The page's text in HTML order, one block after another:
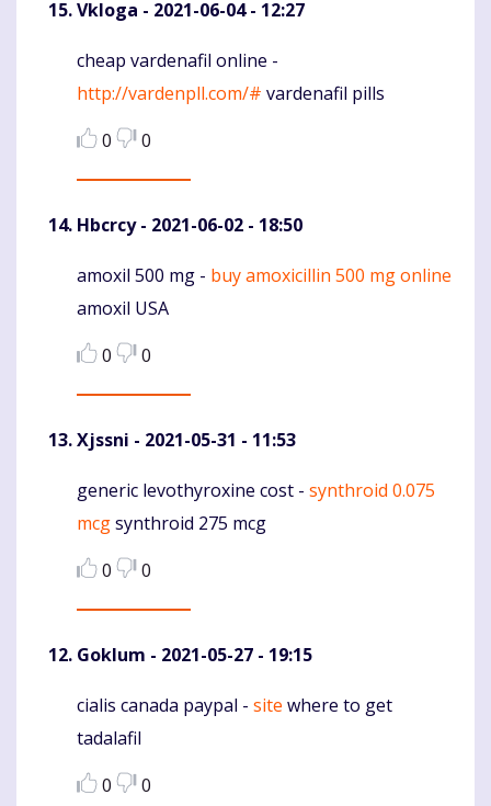
Vkloga - 2021-06-04 - 12:27
Komentaras
cheap vardenafil online -
http://vardenpll.com/# vardenafil pills
0
0
Hbcrcy- 2021-06-02 - 18:50
Komentaras
amoxil 500 mg - buy amoxicillin 500 mg online
amoxil USA
0
0
Xjssni - 2021-05-31 - 11:53
Komentaras
generic levothyroxine cost - synthroid 0.075
mcgsynthroid 275 mcg
0
0
Goklum - 2021-05-27 - 19:15
Komentaras
cialis canada paypal - site where to get
tadalafil
0
0